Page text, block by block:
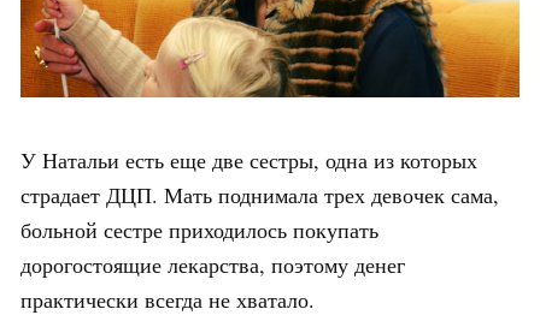
У Натальи есть еще две сестры, одна из которых
страдает ДЦП. Мать поднимала трех девочек сама,
больной сестре приходилось покупать
дорогостоящие лекарства, поэтому денег
практически всегда не хватало.